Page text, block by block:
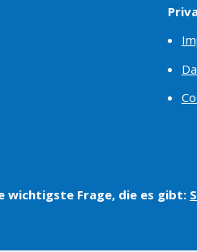
wichtigste Frage, die es gibt: